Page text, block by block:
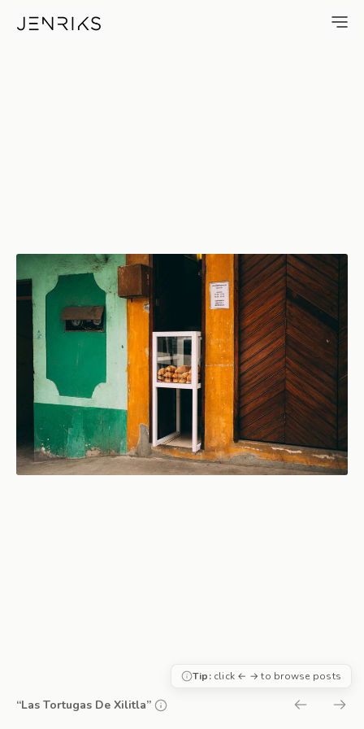
Las Tortugas De Xilitla —
“Las Tortugas De Xilitla”
Tip:click ← → to browse posts